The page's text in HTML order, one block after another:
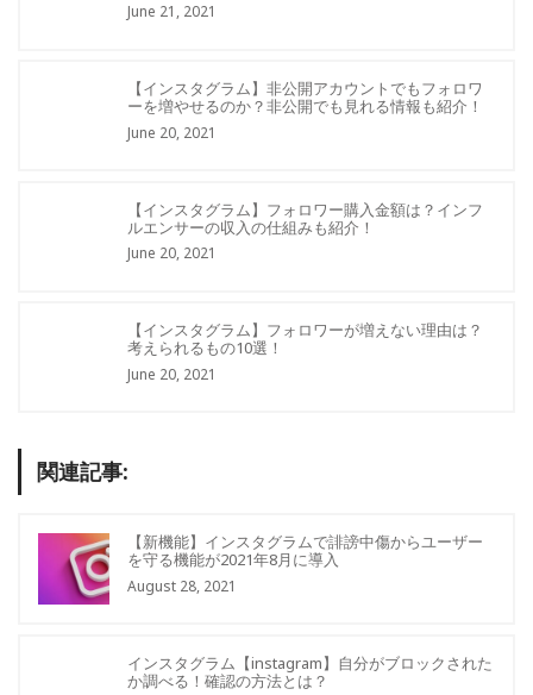
June 21, 2021
【インスタグラム】非公開アカウントでもフォロワ
ーを増やせるのか？非公開でも見れる情報も紹介！
June 20, 2021
【インスタグラム】フォロワー購入金額は？インフ
ルエンサーの収入の仕組みも紹介！
June 20, 2021
【インスタグラム】フォロワーが増えない理由は？
考えられるもの10選！
June 20, 2021
関連記事:
【新機能】インスタグラムで誹謗中傷からユーザー
を守る機能が2021年8月に導入
August 28, 2021
インスタグラム【instagram】自分がブロックされた
か調べる！確認の方法とは？